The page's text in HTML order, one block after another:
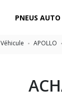
PNEUS AUTO
Véhicule APOLLO